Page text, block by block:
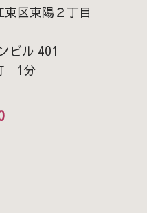
区東陽２丁目
ビル 401
1分